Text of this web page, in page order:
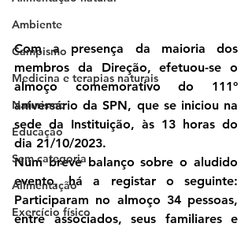
Ambiente
Campismo
Medicina e terapias naturais
Naturismo
Educação
Sem categoria
Alimentação
Exercício físico
Com a presença da maioria dos
membros da Direção, efetuou-se o
almoço comemorativo do 111º
aniversário da SPN, que se iniciou na
sede da Instituição, às 13 horas do
dia 21/10/2023.
Num breve balanço sobre o aludido
evento, há a registar o seguinte:
Participaram no almoço 34 pessoas,
entre associados, seus familiares e